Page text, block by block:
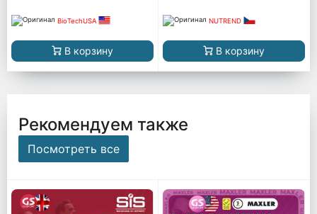
BioTechUSA
В корзину
NUTREND
В корзину
Рекомендуем также
Посмотреть все